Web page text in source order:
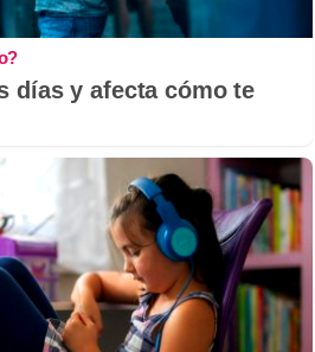
días y afecta cómo te